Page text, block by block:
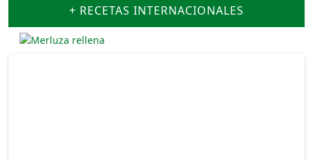
+ RECETAS INTERNACIONALES